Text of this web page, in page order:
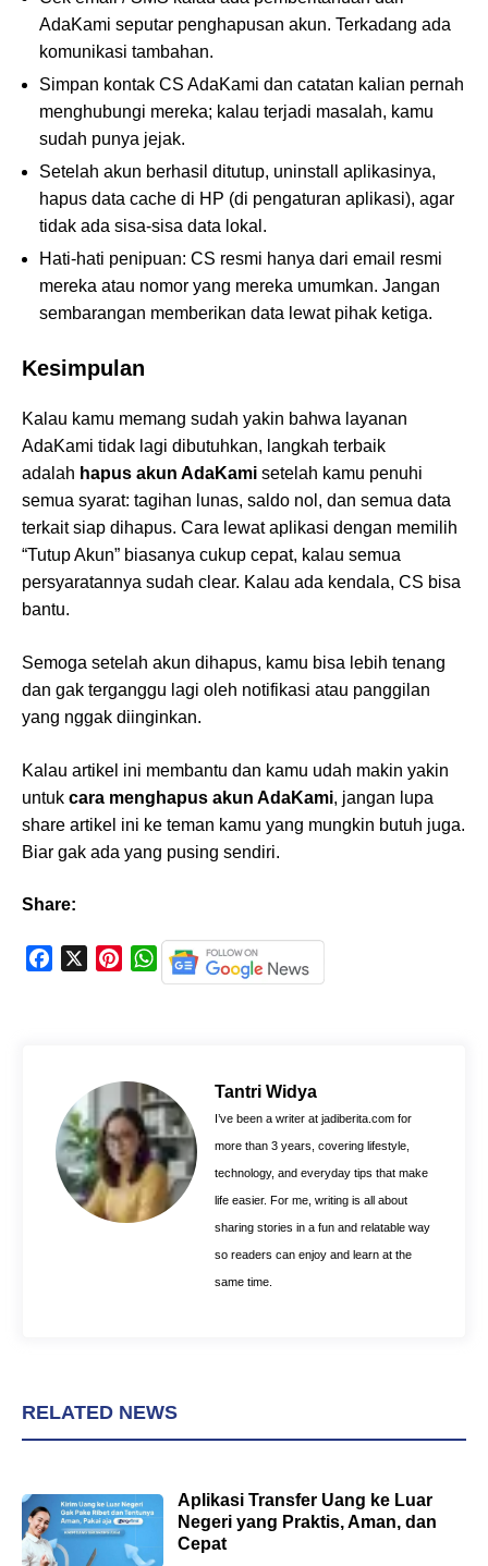
AdaKami seputar penghapusan akun. Terkadang ada
komunikasi tambahan.
Simpan kontak CS AdaKami dan catatan kalian pernah
menghubungi mereka; kalau terjadi masalah, kamu
sudah punya jejak.
Setelah akun berhasil ditutup, uninstall aplikasinya,
hapus data cache di HP (di pengaturan aplikasi), agar
tidak ada sisa-sisa data lokal.
Hati-hati penipuan: CS resmi hanya dari email resmi
mereka atau nomor yang mereka umumkan. Jangan
sembarangan memberikan data lewat pihak ketiga.
Kesimpulan
Kalau kamu memang sudah yakin bahwa layanan
AdaKami tidak lagi dibutuhkan, langkah terbaik
adalah hapus akun AdaKami setelah kamu penuhi
semua syarat: tagihan lunas, saldo nol, dan semua data
terkait siap dihapus. Cara lewat aplikasi dengan memilih
“Tutup Akun” biasanya cukup cepat, kalau semua
persyaratannya sudah clear. Kalau ada kendala, CS bisa
bantu.
Semoga setelah akun dihapus, kamu bisa lebih tenang
dan gak terganggu lagi oleh notifikasi atau panggilan
yang nggak diinginkan.
Kalau artikel ini membantu dan kamu udah makin yakin
untuk cara menghapus akun AdaKami, jangan lupa
share artikel ini ke teman kamu yang mungkin butuh juga.
Biar gak ada yang pusing sendiri.
Share:
k
e
s
t
W
h
A
p
p
Tantri Widya
I’ve been a writer at jadiberita.com for
more than 3 years, covering lifestyle,
technology, and everyday tips that make
life easier. For me, writing is all about
sharing stories in a fun and relatable way
so readers can enjoy and learn at the
same time.
RELATED NEWS
Aplikasi Transfer Uang ke Luar
Negeri yang Praktis, Aman, dan
Cepat